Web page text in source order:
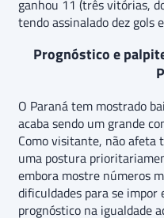
ganhou 11 (três vitórias,
tendo assinalado dez gols
Prognóstico e
O Paraná tem mostrado
acaba sendo um grande
Como visitante, não afeta
uma postura
embora mostre números
dificuldades para se impor
prognóstico na igualdade